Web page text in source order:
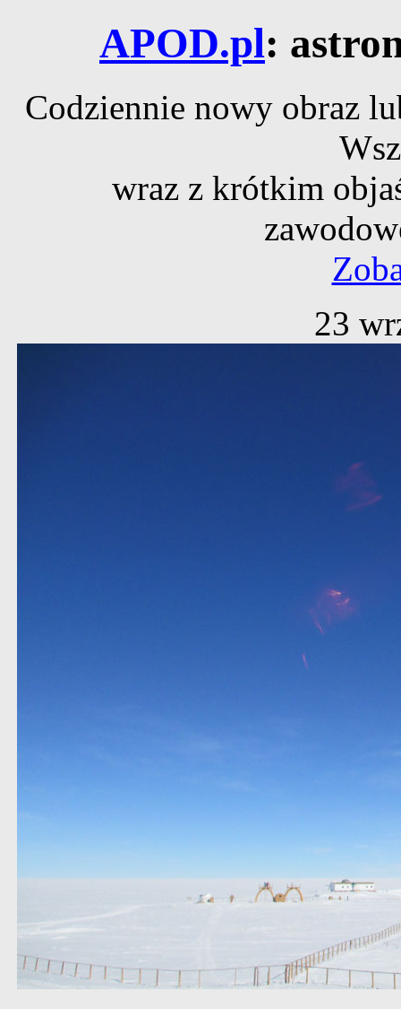
APOD.pl:
Codziennie nowy obraz
wraz z krótkim
23